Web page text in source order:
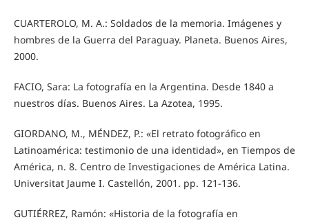
CUARTEROLO, M. A.: Soldados de la memoria. Imágenes y
hombres de la Guerra del Paraguay. Planeta. Buenos Aires,
2000.
FACIO, Sara: La fotografía en la Argentina. Desde 1840 a
nuestros días. Buenos Aires. La Azotea, 1995.
GIORDANO, M., MÉNDEZ, P.: «El retrato fotográfico en
Latinoamérica: testimonio de una identidad», en Tiempos de
América, n. 8. Centro de Investigaciones de América Latina.
Universitat Jaume I. Castellón, 2001. pp. 121-136.
GUTIÉRREZ, Ramón: «Historia de la fotografía en